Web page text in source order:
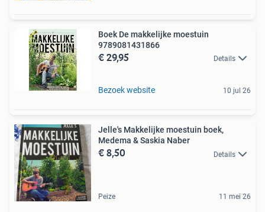
Boek De makkelijke moestuin
9789081431866
€ 29,95 Details
Bezoek website 10 jul 26
Jelle's Makkelijke moestuin boek,
Medema & Saskia Naber
€ 8,50 Details
Peize 11 mei 26